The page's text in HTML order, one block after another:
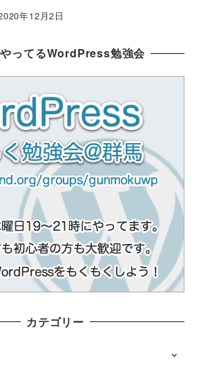
年12月2日
ってるWordPress勉強会
カテゴリー